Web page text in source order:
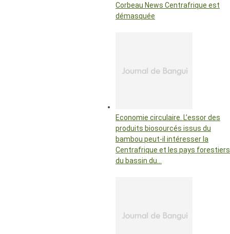
Corbeau News Centrafrique est
démasquée
Economie circulaire. L’essor des
produits biosourcés issus du
bambou peut-il intéresser la
Centrafrique et les pays forestiers
du bassin du…